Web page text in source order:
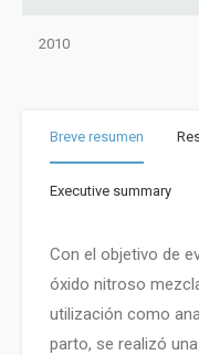
2010
Breve resumen
Executive summary
Con el objetivo de
óxido nitroso
utilización como
parto, se realizó